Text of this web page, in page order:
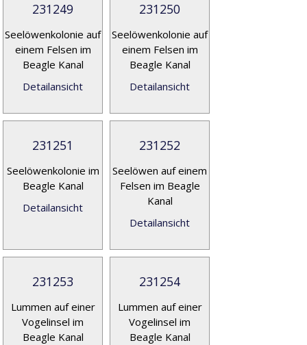
231249
Seelöwenkolonie auf
einem Felsen im
Beagle Kanal
Detailansicht
231250
Seelöwenkolonie auf
einem Felsen im
Beagle Kanal
Detailansicht
231251
Seelöwenkolonie im
Beagle Kanal
Detailansicht
231252
Seelöwen auf einem
Felsen im Beagle
Kanal
Detailansicht
231253
Lummen auf einer
Vogelinsel im
Beagle Kanal
231254
Lummen auf einer
Vogelinsel im
Beagle Kanal